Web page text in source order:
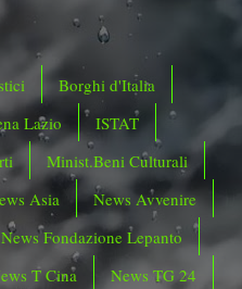
Borghi d'Italia
Lazio
ISTAT
Minist.Beni Culturali
Asia
News Avvenire
News Fondazione Lepanto
T Cina
News TG 24